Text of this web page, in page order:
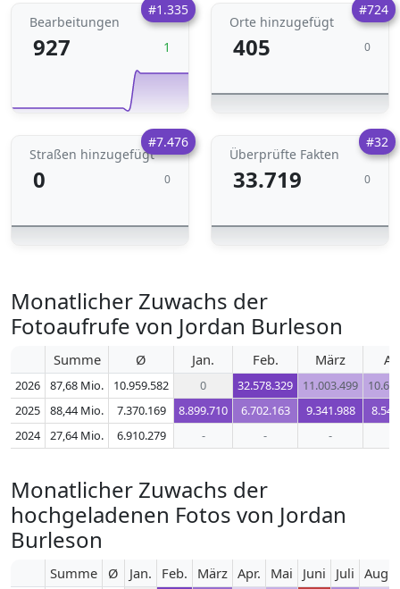
#1.335
Bearbeitungen
927 1
#724
Orte hinzugefügt
405 0
#7.476
Straßen hinzugefügt
0 0
#32
Überprüfte Fakten
33.719 0
Monatlicher Zuwachs der
Fotoaufrufe von Jordan Burleson
Summe Ø Jan. Feb. März
2026 87,68 Mio. 10.959.582 0 32.578.329 11.003.499
2025
88,44 Mio. 7.370.169 8.899.710 6.702.163 9.341.988
2024
27,64 Mio. 6.910.279 - - -
Monatlicher Zuwachs der
hochgeladenen Fotos von Jordan
Burleson
Summe Ø Jan. Feb. März Apr. Mai Juni Juli Aug.